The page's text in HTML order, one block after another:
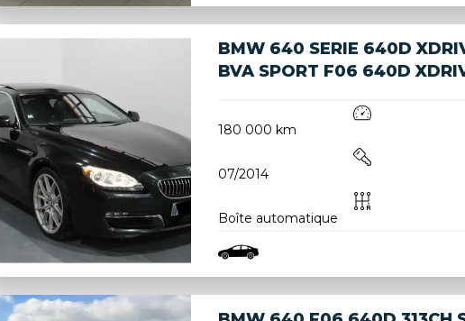
BMW 640 SERIE 640D
BVA SPORT F06 640D
180 000 km
07/2014
Boîte automatique